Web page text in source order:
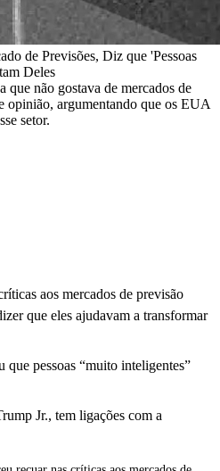
de Previsões, Diz que 'Pessoas
Deles
que não gostava de mercados de
opinião, argumentando que os EUA
setor.
aos mercados de previsão
que eles ajudavam a transformar
que pessoas “muito inteligentes”
Jr., tem ligações com a